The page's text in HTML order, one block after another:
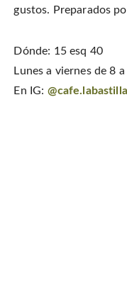
gustos. Preparados
Dónde: 15 esq 40
Lunes a viernes de 8
En IG: @cafe.labastilla